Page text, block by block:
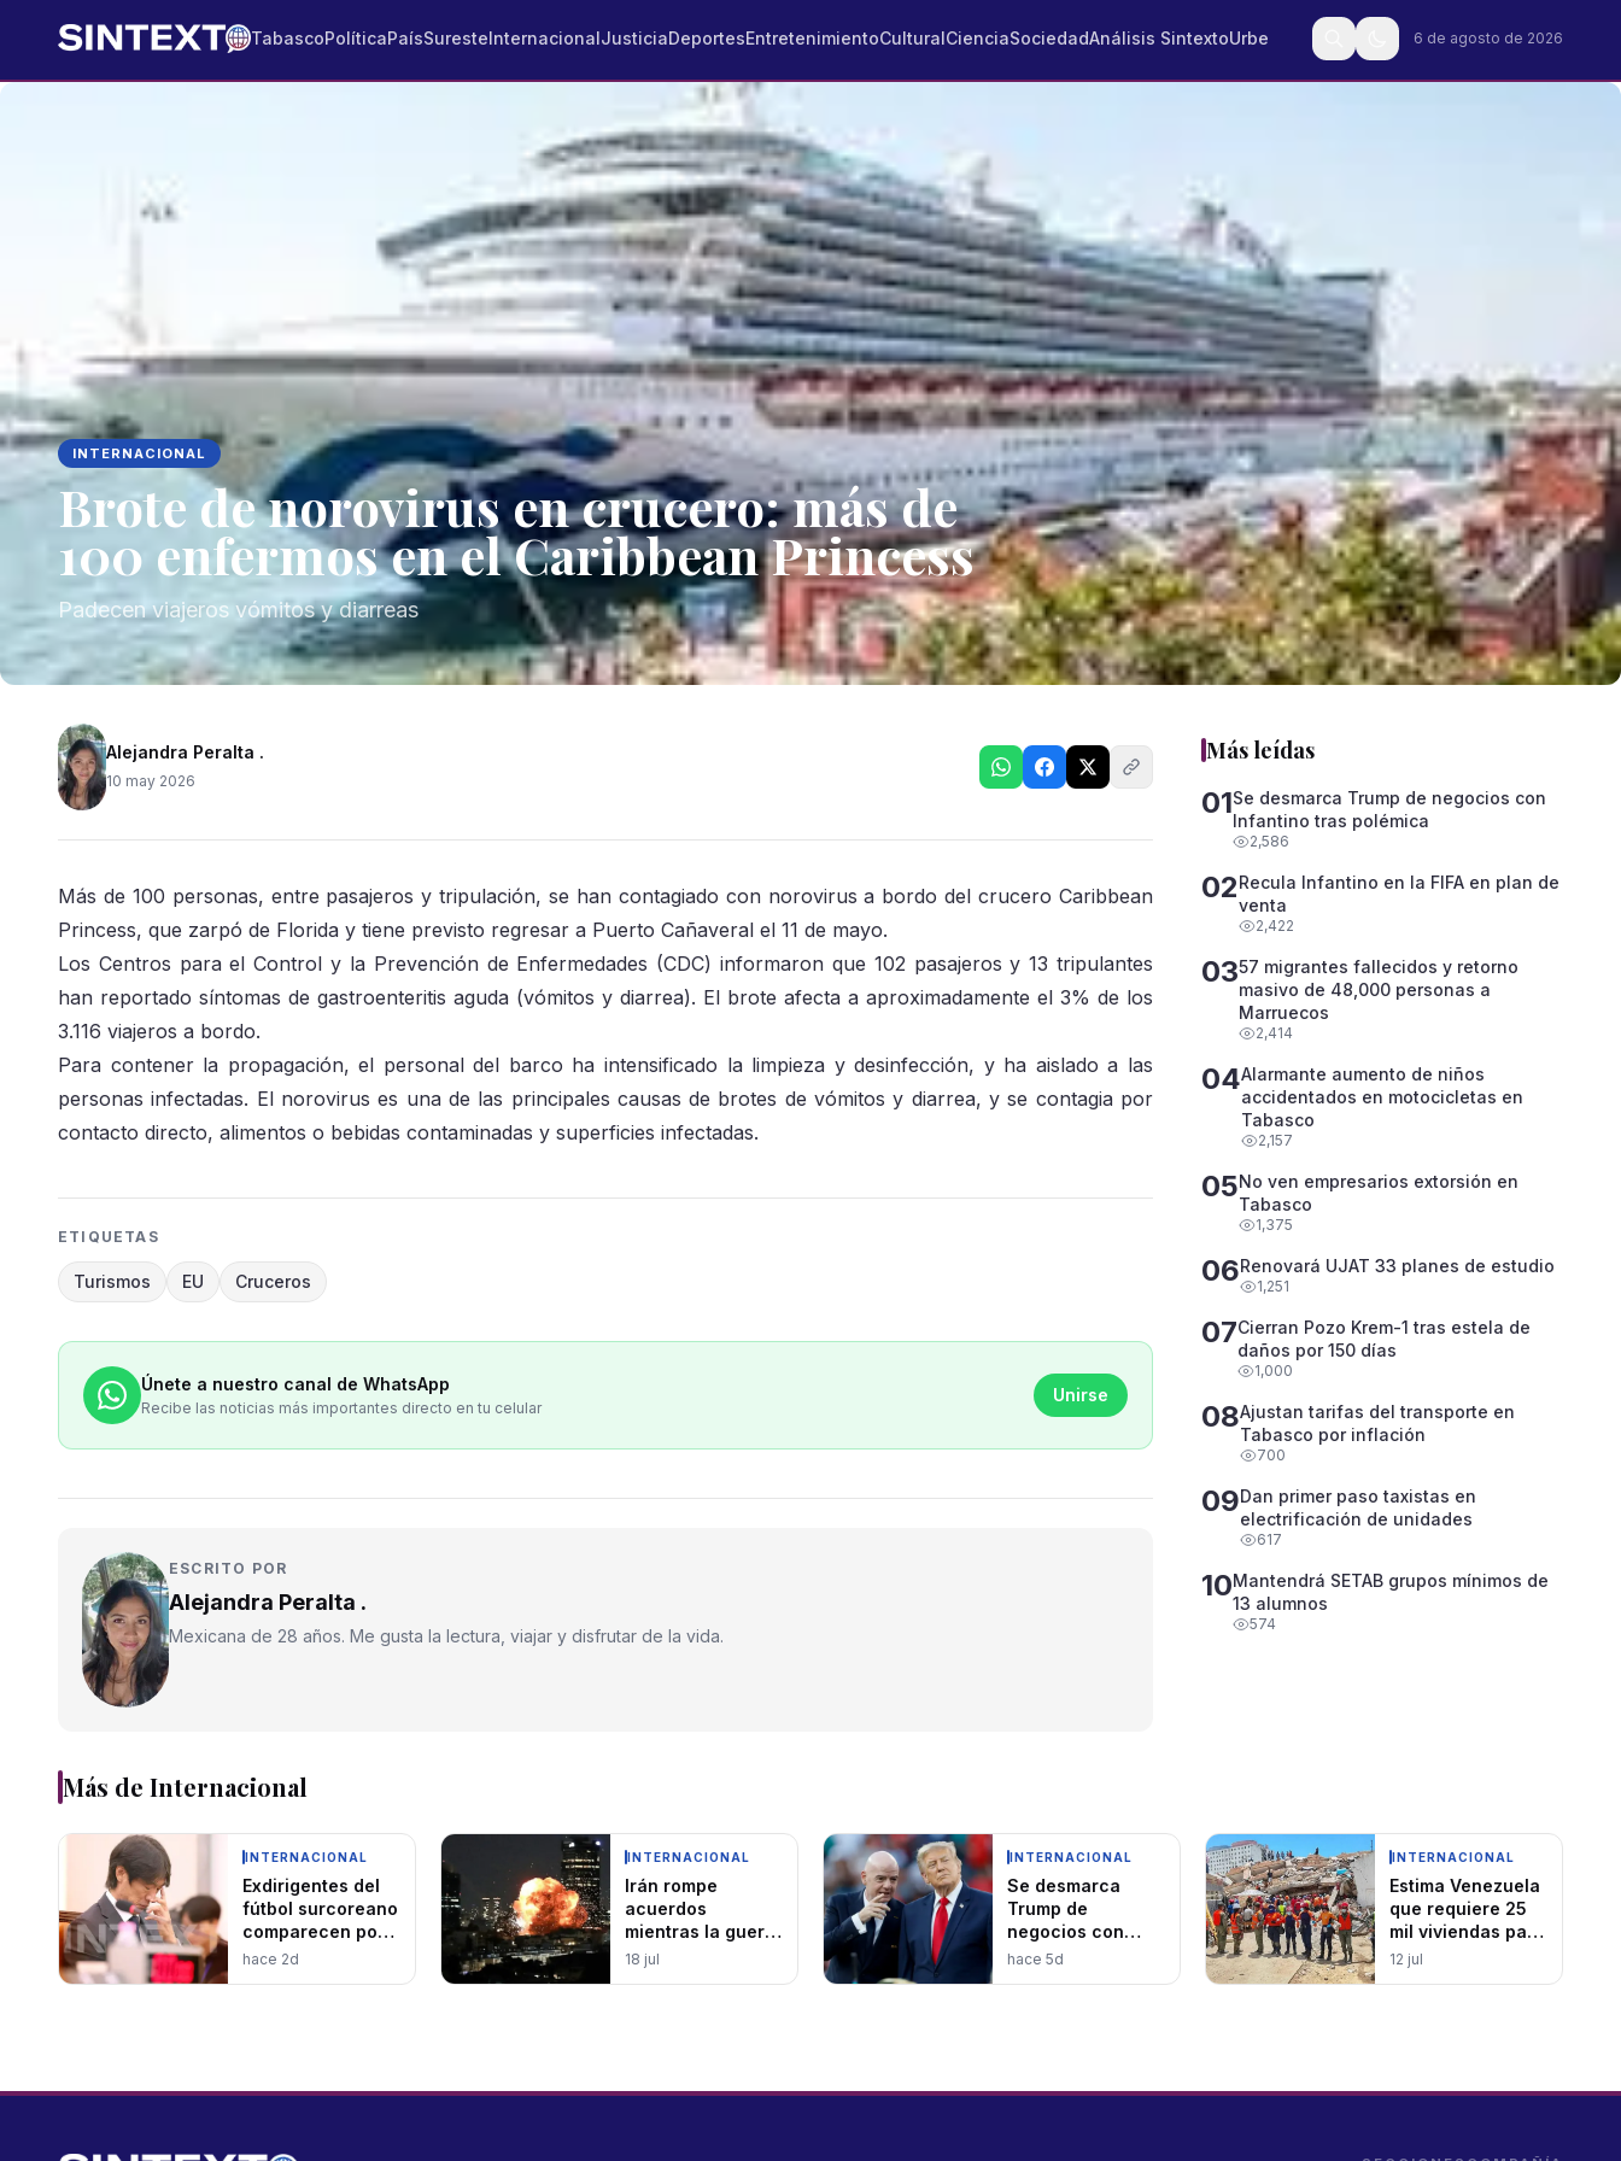
TabascoPolíticaPaísSuresteInternacionalJusticiaDeportesEntretenimientoCulturalCienciaSociedadAnálisis SintextoUrbe 6 de agosto de 2026
INTERNACIONAL
Brote de norovirus en crucero: más de
100 enfermos en el Caribbean Princess
Padecen viajeros vómitos y diarreas
Alejandra Peralta .
10 may 2026
Más de 100 personas, entre pasajeros y tripulación, se han contagiado con norovirus a bordo del crucero Caribbean
Princess, que zarpó de Florida y tiene previsto regresar a Puerto Cañaveral el 11 de mayo.
Los Centros para el Control y la Prevención de Enfermedades (CDC) informaron que 102 pasajeros y 13 tripulantes
han reportado síntomas de gastroenteritis aguda (vómitos y diarrea). El brote afecta a aproximadamente el 3% de los
3.116 viajeros a bordo.
Para contener la propagación, el personal del barco ha intensificado la limpieza y desinfección, y ha aislado a las
personas infectadas. El norovirus es una de las principales causas de brotes de vómitos y diarrea, y se contagia por
contacto directo, alimentos o bebidas contaminadas y superficies infectadas.
ETIQUETAS
Turismos EU Cruceros
Únete a nuestro canal de WhatsApp
Recibe las noticias más importantes directo en tu celular
Unirse
ESCRITO POR
Alejandra Peralta .
Mexicana de 28 años. Me gusta la lectura, viajar y disfrutar de la vida.
Más leídas
01Se desmarca Trump de negocios con
Infantino tras polémica
2,586
02Recula Infantino en la FIFA en plan de
venta
2,422
0357 migrantes fallecidos y retorno
masivo de 48,000 personas a
Marruecos
2,414
04Alarmante aumento de niños
accidentados en motocicletas en
Tabasco
2,157
05No ven empresarios extorsión en
Tabasco
1,375
06Renovará UJAT 33 planes de estudio
1,251
07Cierran Pozo Krem-1 tras estela de
daños por 150 días
1,000
08Ajustan tarifas del transporte en
Tabasco por inflación
700
09Dan primer paso taxistas en
electrificación de unidades
617
10Mantendrá SETAB grupos mínimos de
13 alumnos
574
Más de Internacional
INTERNACIONAL
Exdirigentes del
fútbol surcoreano
comparecen por
fracaso
hace 2d
INTERNACIONAL
Irán rompe
acuerdos
mientras la guerra
por Ormuz escala
18 jul
INTERNACIONAL
Se desmarca
Trump de
negocios con
Infantino tras
hace 5d
INTERNACIONAL
Estima Venezuela
que requiere 25
mil viviendas para
damnificados
12 jul